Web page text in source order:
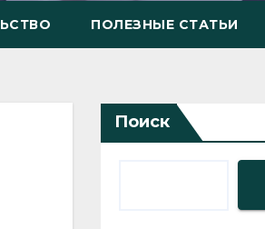
ПОЛЕЗНЫЕ СТАТЬИ
Поиск